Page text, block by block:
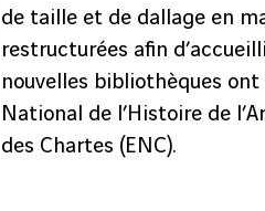
de taille et de dallage en
restructurées afin
nouvelles bibliothèques
National de l’Histoire de
des Chartes (ENC).